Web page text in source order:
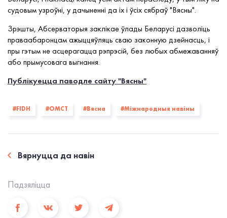
судовым узроўні, у дачыненні да іх і ўсіх сябраў "Вясны".
Зрэшты, Абсерваторыя заклікае ўлады Беларусі дазволіць
праваабаронцам ажыццяўляць сваю законную дзейнасць, і
пры гэтым не асцерагацца рэпрэсій, без любых абмежаванняў
або прымусовага выгнання.
Публікуецца паводле сайту "Вясны"
#FIDH #OMCT #Вясна #Міжнародныя навіны
Вярнуцца да навiн
Падзялiцца